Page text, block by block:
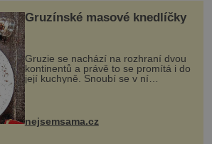
Gruzínské masové knedlíčky
Gruzie se nachází na rozhraní dvou
kontinentů a právě to se promítá i do
její kuchyně. Snoubí se v ní
evropské a asijské chutě a díky tomu
pokrmy, které rozhodně st...
nejsemsama.cz